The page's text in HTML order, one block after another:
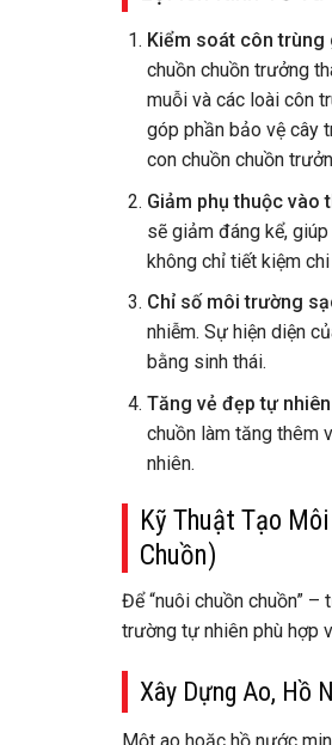
Kiểm soát côn trùng
chuồn chuồn trưởng
muỗi và các loài côn
góp phần bảo vệ cây
con chuồn chuồn
Giảm phụ thuộc vào
sẽ giảm đáng kể,
không chỉ tiết kiệm
Chỉ số môi trường
nhiễm. Sự hiện diện
bằng sinh thái.
Tăng vẻ đẹp tự
chuồn làm tăng thêm
nhiên.
Kỹ Thuật Tạo
Chuồn)
Để “nuôi chuồn chuồn”
trường tự nhiên phù hợp
Xây Dựng Ao, Hồ